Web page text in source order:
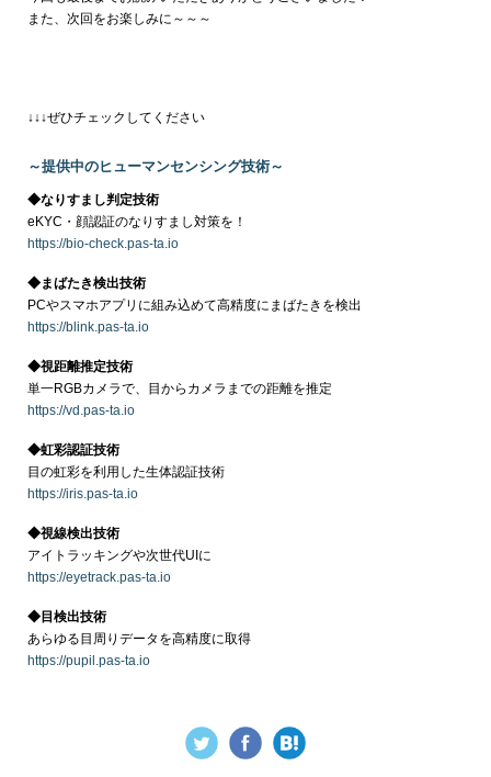
また、次回をお楽しみに～～～
↓↓↓ぜひチェックしてください
～提供中のヒューマンセンシング技術～
◆なりすまし判定技術
eKYC・顔認証のなりすまし対策を！
https://bio-check.pas-ta.io
◆まばたき検出技術
PCやスマホアプリに組み込めて高精度にまばたきを検出
https://blink.pas-ta.io
◆視距離推定技術
単一RGBカメラで、目からカメラまでの距離を推定
https://vd.pas-ta.io
◆虹彩認証技術
目の虹彩を利用した生体認証技術
https://iris.pas-ta.io
◆視線検出技術
アイトラッキングや次世代UIに
https://eyetrack.pas-ta.io
◆目検出技術
あらゆる目周りデータを高精度に取得
https://pupil.pas-ta.io